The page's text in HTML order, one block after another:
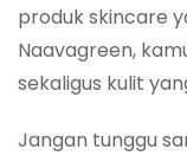
produk skincare
Naavagreen,
sekaligus kulit
Jangan tunggu